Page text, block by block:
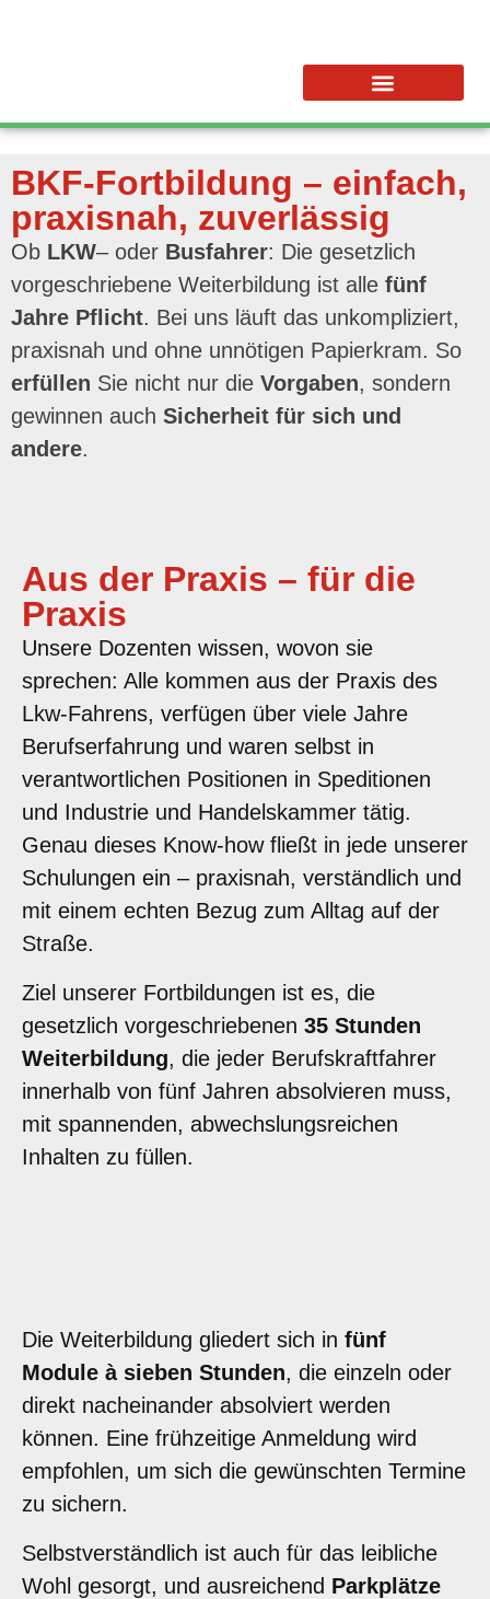
BKF-Fortbildung – einfach,
praxisnah, zuverlässig
Ob LKW– oder Busfahrer: Die gesetzlich
vorgeschriebene Weiterbildung ist alle fünf
Jahre Pflicht. Bei uns läuft das unkompliziert,
praxisnah und ohne unnötigen Papierkram. So
erfüllen Sie nicht nur die Vorgaben, sondern
gewinnen auch Sicherheit für sich und
andere.
Aus der Praxis – für die
Praxis
Unsere Dozenten wissen, wovon sie
sprechen: Alle kommen aus der Praxis des
Lkw-Fahrens, verfügen über viele Jahre
Berufserfahrung und waren selbst in
verantwortlichen Positionen in Speditionen
und Industrie und Handelskammer tätig.
Genau dieses Know-how fließt in jede unserer
Schulungen ein – praxisnah, verständlich und
mit einem echten Bezug zum Alltag auf der
Straße.
Ziel unserer Fortbildungen ist es, die
gesetzlich vorgeschriebenen 35 Stunden
Weiterbildung, die jeder Berufskraftfahrer
innerhalb von fünf Jahren absolvieren muss,
mit spannenden, abwechslungsreichen
Inhalten zu füllen.
Die Weiterbildung gliedert sich in fünf
Module à sieben Stunden, die einzeln oder
direkt nacheinander absolviert werden
können. Eine frühzeitige Anmeldung wird
empfohlen, um sich die gewünschten Termine
zu sichern.
Selbstverständlich ist auch für das leibliche
Wohl gesorgt, und ausreichend Parkplätze